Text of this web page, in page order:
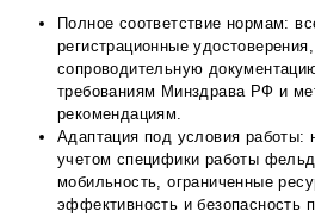
Полное соответствие нормам:
регистрационные
сопроводительную
требованиям Минздрава РФ и
рекомендациям.
Адаптация под условия работы:
учетом специфики работы
мобильность, ограниченные
эффективность и безопасность